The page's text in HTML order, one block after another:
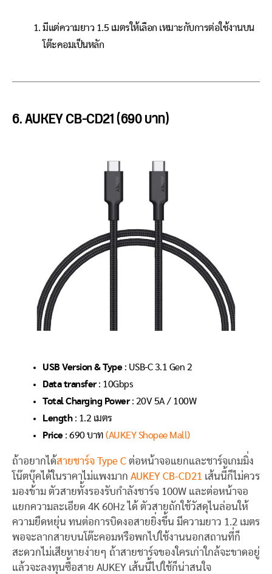
มีแต่ความยาว 1.5 เมตรให้เลือก เหมาะกับการต่อใช้งานบน
โต๊ะคอมเป็นหลัก
6. AUKEY CB-CD21 (690 บาท)
USB Version & Type: USB-C 3.1 Gen 2
Data transfer: 10Gbps
Total Charging Power: 20V 5A / 100W
Length: 1.2 เมตร
Price : 690 บาท (AUKEY Shopee Mall)
ถ้าอยากได้สายชาร์จ Type C ต่อหน้าจอแยกและชาร์จเกมมิ่ง
โน๊ตบุ๊คได้ในราคาไม่แพงมาก AUKEY CB-CD21 เส้นนี้ก็ไม่ควร
มองข้าม ตัวสายทั้งรองรับกำลังชาร์จ 100W และต่อหน้าจอ
แยกความละเอียด 4K 60Hz ได้ ตัวสายถักใช้วัสดุไนล่อนให้
ความยืดหยุ่น ทนต่อการบิดงอสายยิ่งขึ้น มีความยาว 1.2 เมตร
พอจะลากสายบนโต๊ะคอมหรือพกไปใช้งานนอกสถานที่ก็
สะดวกไม่เสียหายง่ายๆ ถ้าสายชาร์จของใครเก่าใกล้จะขาดอยู่
แล้วจะลงทุนซื้อสาย AUKEY เส้นนี้ไปใช้ก็น่าสนใจ